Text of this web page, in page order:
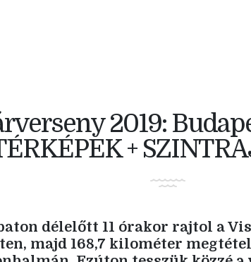
2019:
+
délelőtt 11 órakor rajtol a
majd 168,7 kilométer